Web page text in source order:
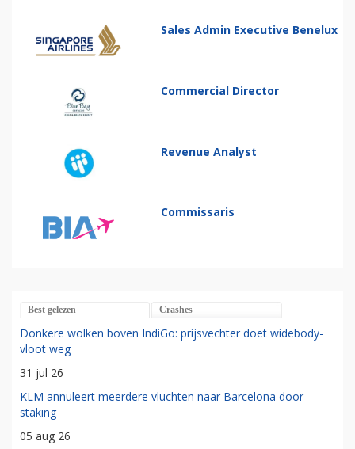
Sales Admin Executive Benelux
Commercial Director
Revenue Analyst
Commissaris
Best gelezen Crashes
Donkere wolken boven IndiGo: prijsvechter doet widebody-
vloot weg
31 jul 26
KLM annuleert meerdere vluchten naar Barcelona door
staking
05 aug 26